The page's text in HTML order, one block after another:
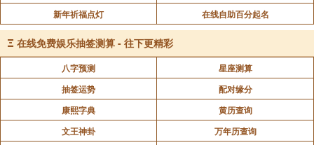
[30]、珂嘉 芸芸 胜玉 婷玉 夏斐 凝佳
[31]、祖捷 明梦 雯安 一菲 易兰 莉涛
[32]、丹桑 馨欣 冷君 迎蕾 玉涵 湘云
[33]、芷菡 姝慧 宇菲 碧琅 舒冉 清昶
新年祈福点灯
在线自助百分起名
Ξ 在线免费娱乐抽签测算 - 往下更精彩
八字预测
星座测算
抽签运势
配对缘分
康熙字典
黄历查询
文王神卦
万年历查询